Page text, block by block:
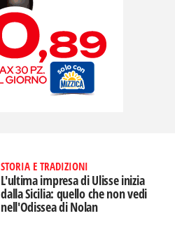
STORIA E TRADIZIONI
L'ultima impresa di Ulisse inizia
dalla Sicilia: quello che non vedi
nell'Odissea di Nolan